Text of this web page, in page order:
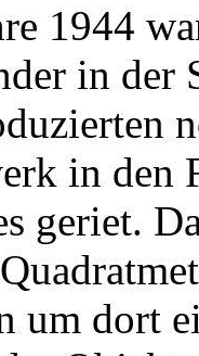
1944
in der
in den
geriet.
um dort